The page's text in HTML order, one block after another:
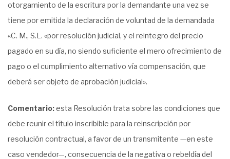
otorgamiento de la escritura por la demandante una vez se
tiene por emitida la declaración de voluntad de la demandada
«C. M., S.L. «por resolución judicial, y el reintegro del precio
pagado en su día, no siendo suficiente el mero ofrecimiento de
pago o el cumplimiento alternativo vía compensación, que
deberá ser objeto de aprobación judicial».
Comentario:esta Resolución trata sobre las condiciones que
debe reunir el título inscribible para la reinscripción por
resolución contractual, a favor de un transmitente —en este
caso vendedor—, consecuencia de la negativa o rebeldía del